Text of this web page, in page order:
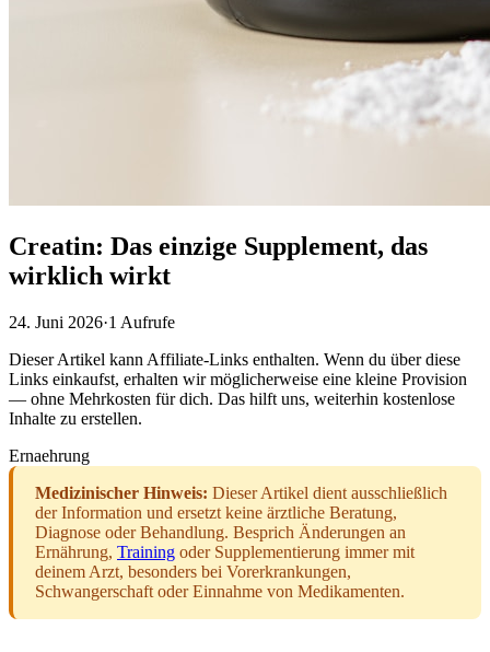
Creatin: Das einzige Supplement, das
wirklich wirkt
24. Juni 2026·1 Aufrufe
Dieser Artikel kann Affiliate-Links enthalten. Wenn du über diese
Links einkaufst, erhalten wir möglicherweise eine kleine Provision
— ohne Mehrkosten für dich. Das hilft uns, weiterhin kostenlose
Inhalte zu erstellen.
Ernaehrung
Medizinischer Hinweis: Dieser Artikel dient ausschließlich
der Information und ersetzt keine ärztliche Beratung,
Diagnose oder Behandlung. Besprich Änderungen an
Ernährung, Training oder Supplementierung immer mit
deinem Arzt, besonders bei Vorerkrankungen,
Schwangerschaft oder Einnahme von Medikamenten.